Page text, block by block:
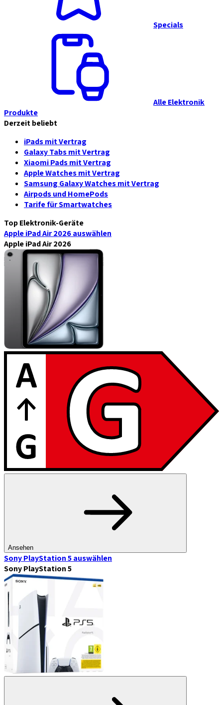
Specials
Alle Elektronik
Produkte
Derzeit beliebt
iPads mit Vertrag
Galaxy Tabs mit Vertrag
Xiaomi Pads mit Vertrag
Apple Watches mit Vertrag
Samsung Galaxy Watches mit Vertrag
Airpods und HomePods
Tarife für Smartwatches
Top Elektronik-Geräte
Apple iPad Air 2026auswählen
Apple iPad Air 2026
Ansehen
Sony PlayStation 5auswählen
Sony PlayStation 5